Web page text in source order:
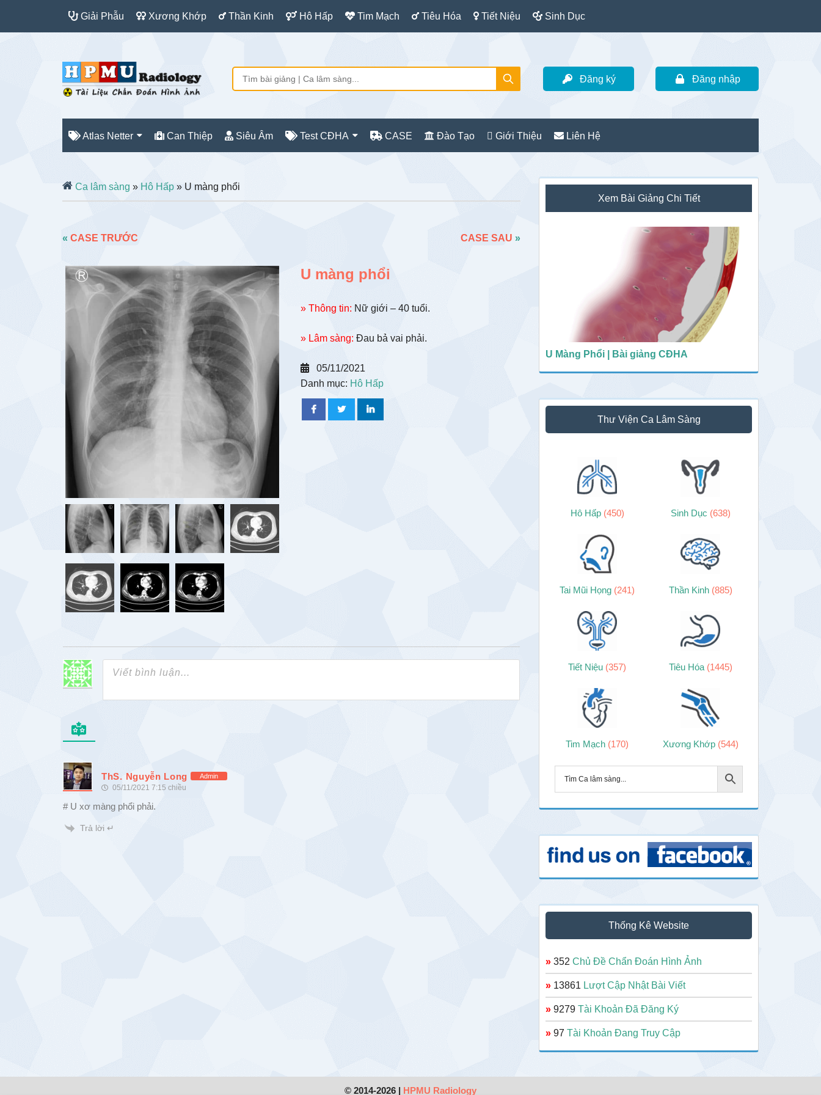
Giải Phẫu Xương Khớp Thần Kinh Hô Hấp Tim Mạch Tiêu Hóa Tiết Niệu Sinh Dục
Đăng ký Đăng nhập
Atlas Netter Can Thiệp Siêu Âm Test CĐHA CASE Đào Tạo Giới Thiệu Liên Hệ
Ca lâm sàng » Hô Hấp » U màng phổi
« CASE TRƯỚC CASE SAU »
U màng phổi
» Thông tin: Nữ giới – 40 tuổi.
» Lâm sàng: Đau bả vai phải.
05/11/2021
Danh mục: Hô Hấp
ThS. Nguyễn Long Admin
05/11/2021 7:15 chiều
# U xơ màng phổi phải.
Trả lời ↵
Sidebar
chính
Xem Bài Giảng Chi Tiết
U Màng Phổi | Bài giảng CĐHA
Thư Viện Ca Lâm Sàng
Hô Hấp (450) Sinh Dục (638)
Tai Mũi Họng (241) Thần Kinh (885)
Tiết Niệu (357) Tiêu Hóa (1445)
Tim Mạch (170) Xương Khớp (544)
Thống Kê Website
» 352 Chủ Đề Chẩn Đoán Hình Ảnh
» 13861 Lượt Cập Nhật Bài Viết
» 9279 Tài Khoản Đã Đăng Ký
» 97 Tài Khoản Đang Truy Cập
© 2014-2026 | HPMU Radiology